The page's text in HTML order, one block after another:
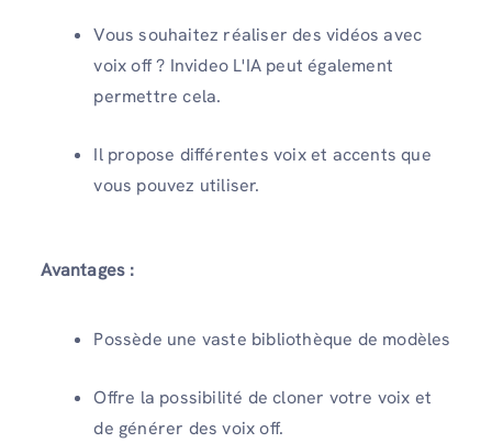
Vous souhaitez réaliser des vidéos avec
voix off ? Invideo L'IA peut également
permettre cela.
Il propose différentes voix et accents que
vous pouvez utiliser.
Avantages :
Possède une vaste bibliothèque de modèles
Offre la possibilité de cloner votre voix et
de générer des voix off.